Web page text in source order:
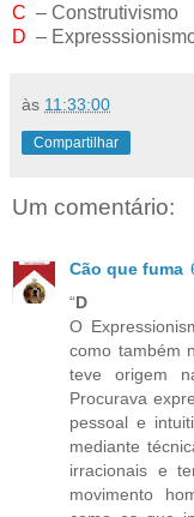
C – Construtivismo
D –
às 11:33:00
Compartilhar
Um comentário:
Cão que fuma
“D
O
como também
teve origem
Procurava
pessoal e
mediante
irracionais e
movimento